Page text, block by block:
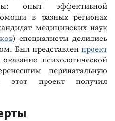
опыт эффективной
в разных регионах
медицинских наук
) специалисты делились
Был представлен проект
психологической
перинатальную
проект получил